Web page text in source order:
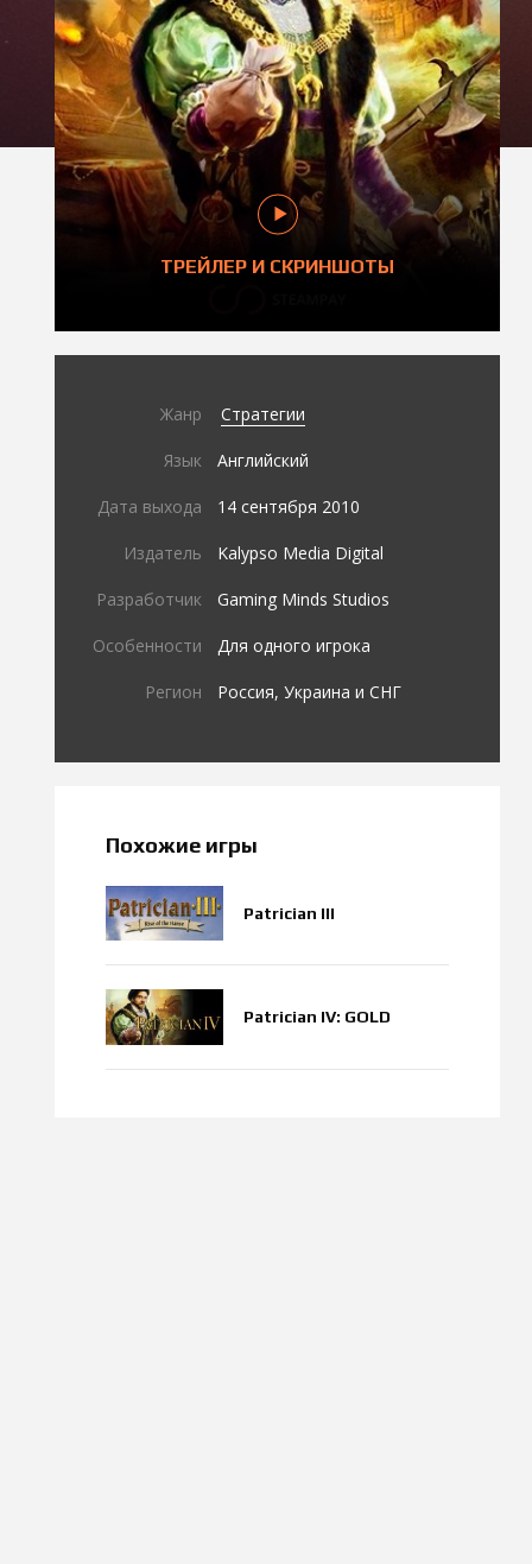
ТРЕЙЛЕР И СКРИНШОТЫ
Жанр Стратегии
Язык Английский
Дата выхода 14 сентября 2010
Издатель Kalypso Media Digital
Разработчик Gaming Minds Studios
Особенности Для одного игрока
Регион Россия, Украина и СНГ
Похожие игры
Patrician III
Patrician IV: GOLD